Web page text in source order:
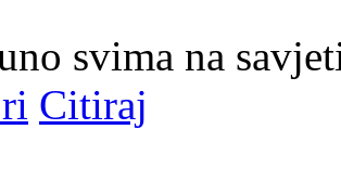
svima na
Citiraj